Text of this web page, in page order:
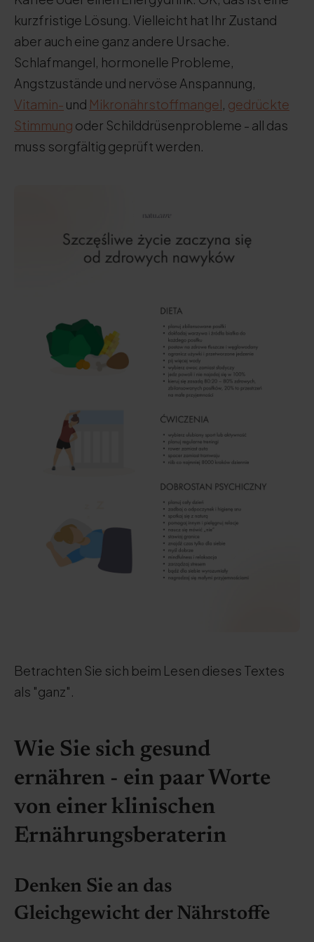
kurzfristige Lösung. Vielleicht hat Ihr Zustand
aber auch eine ganz andere Ursache.
Schlafmangel, hormonelle Probleme,
Angstzustände und nervöse Anspannung,
Vitamin- und Mikronährstoffmangel, gedrückte
Stimmung oder Schilddrüsenprobleme - all das
muss sorgfältig geprüft werden.
Betrachten Sie sich beim Lesen dieses Textes
als "ganz".
Wie Sie sich gesund
ernähren - ein paar Worte
von einer klinischen
Ernährungsberaterin
Denken Sie an das
Gleichgewicht der Nährstoffe